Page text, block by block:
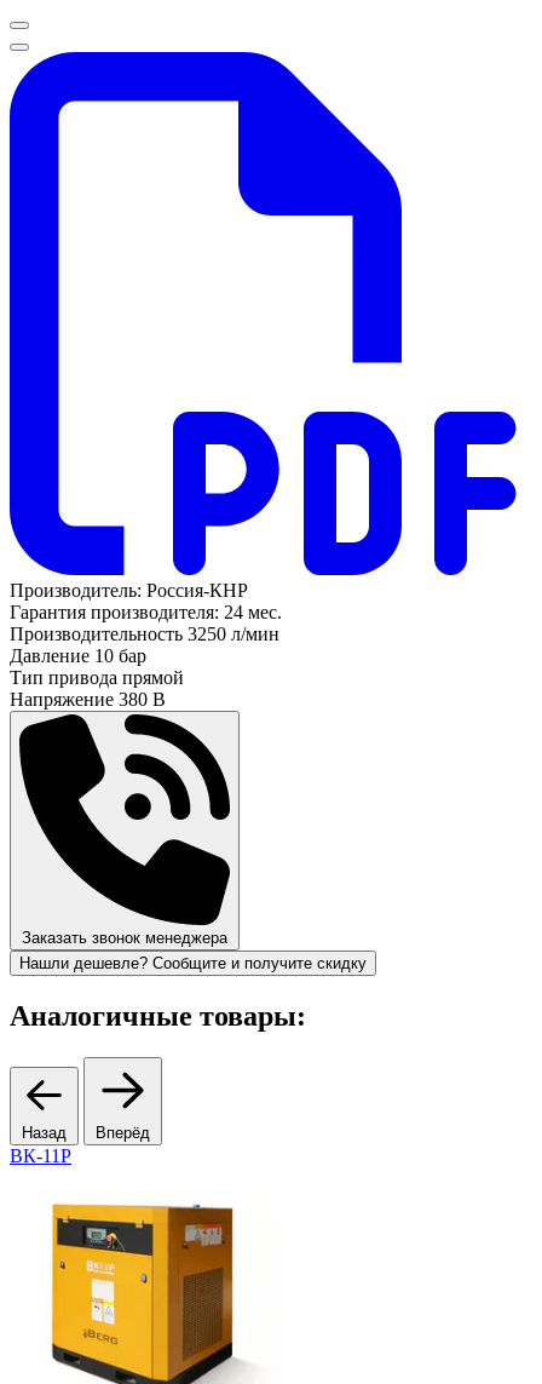
Производитель: Россия-КНР
Гарантия производителя: 24 мес.
Производительность 3250 л/мин
Давление 10 бар
Тип привода прямой
Напряжение 380 В
Заказать звонок менеджера
Нашли дешевле? Сообщите и получите скидку
Аналогичные товары:
Назад Вперёд
ВК-11Р